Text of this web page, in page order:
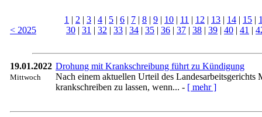
< 2025
1 | 2 | 3 | 4 | 5 | 6 | 7 | 8 | 9 | 10 | 11 | 12 | 13 | 14 | 15 |
30 | 31 | 32 | 33 | 34 | 35 | 36 | 37 | 38 | 39 | 40 | 41 |
19.01.2022
Mittwoch
Drohung mit Krankschreibung führt zu Kündigung
Nach einem aktuellen Urteil des
krankschreiben zu lassen, wenn... - [ mehr ]